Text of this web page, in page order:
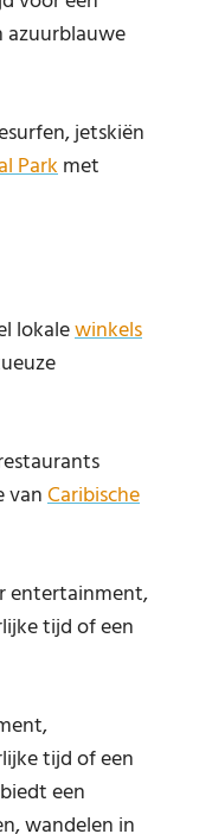
azuurblauwe
jetskiën
Parkmet
lokalewinkels
vanCaribische
entertainment,
tijd of een
tijd of een
een
wandelen in